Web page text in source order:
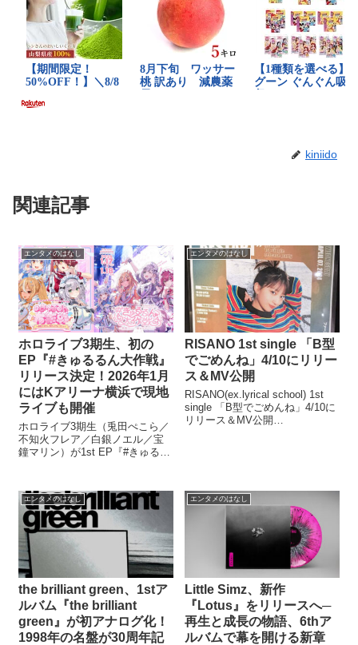
kiniido
関連記事
エンタメのはなし
ホロライブ3期生、初の
EP『#きゅるるん大作戦』
リリース決定！2026年1月
にはKアリーナ横浜で現地
ライブも開催
ホロライブ3期生（兎田ぺこら／
不知火フレア／白銀ノエル／宝
鐘マリン）が1st EP『#きゅるる
ライブも開催。最強アイドルた
ちの集結に注目！
エンタメのはなし
RISANO 1st single 「B型
でごめんね」4/10にリリー
ス＆MV公開
RISANO(ex.lyrical school) 1st
single 「B型でごめんね」4/10に
リリース＆MV公開
エンタメのはなし
the brilliant green、1stア
ルバム『the brilliant
green』が初アナログ化！
1998年の名盤が30周年記
エンタメのはなし
Little Simz、新作
『Lotus』をリリースへ─
再生と成長の物語、6thア
ルバムで幕を開ける新章